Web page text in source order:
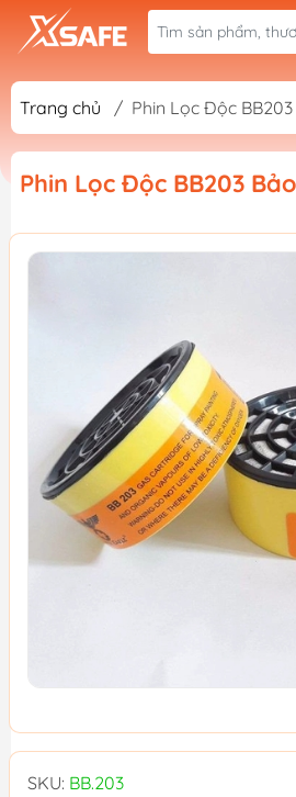
Trang chủ / Phin Lọc Độc
Phin Lọc Độc BB203
SKU: BB.203